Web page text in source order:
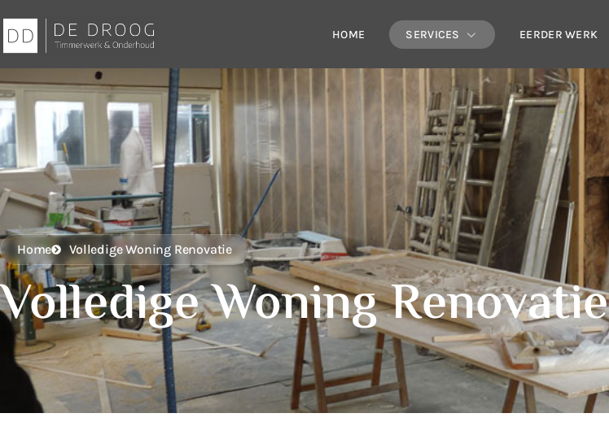
HOME SERVICES EERDER WERK
Home Volledige Woning Renovatie
Volledige Woning Renovatie